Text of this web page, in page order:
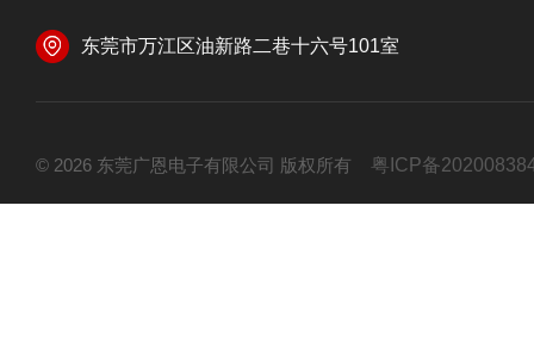
东莞市万江区油新路二巷十六号101室
© 2026 东莞广恩电子有限公司 版权所有 粤ICP备